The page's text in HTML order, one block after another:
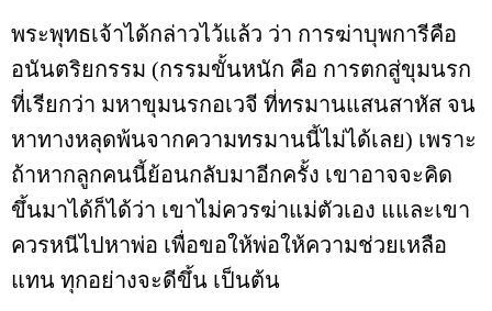
พระพุทธเจ้าได้กล่าวไว้แล้ว ว่า การฆ่าบุพการีคือ
อนันตริยกรรม (กรรมขั้นหนัก คือ การตกสู่ขุมนรก
ที่เรียกว่า มหาขุมนรกอเวจี ที่ทรมานแสนสาหัส จน
หาทางหลุดพ้นจากความทรมานนี้ไม่ได้เลย) เพราะ
ถ้าหากลูกคนนี้ย้อนกลับมาอีกครั้ง เขาอาจจะคิด
ขึ้นมาได้ก็ได้ว่า เขาไม่ควรฆ่าแม่ตัวเอง แและเขา
ควรหนีไปหาพ่อ เพื่อขอให้พ่อให้ความช่วยเหลือ
แทน ทุกอย่างจะดีขึ้น เป็นต้น